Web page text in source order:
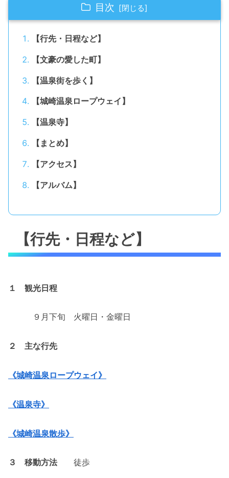
目次
【行先・日程など】
【文豪の愛した町】
【温泉街を歩く】
【城崎温泉ロープウェイ】
【温泉寺】
【まとめ】
【アクセス】
【アルバム】
【行先・日程など】
１ 観光日程
９月下旬 火曜日・金曜日
２ 主な行先
《城崎温泉ロープウェイ》
《温泉寺》
《城崎温泉散歩》
３ 移動方法徒歩